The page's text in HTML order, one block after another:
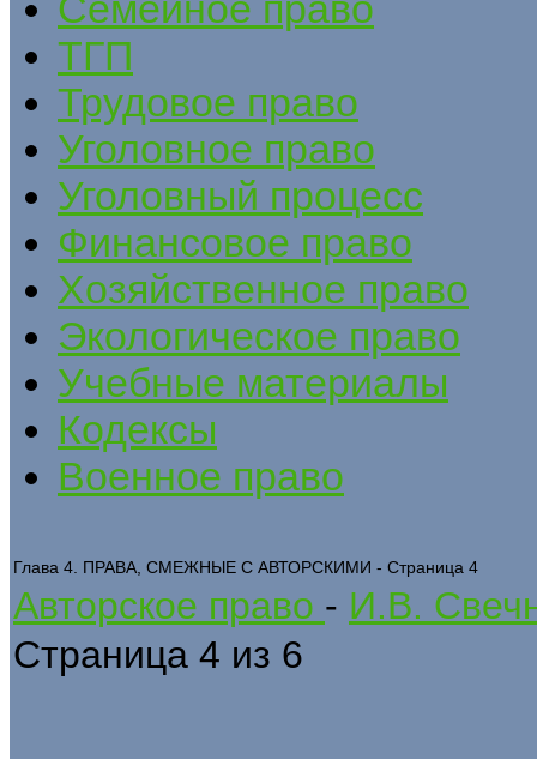
ТГП
Трудовое право
Уголовное право
Уголовный процесс
Финансовое право
Хозяйственное право
Экологическое право
Учебные материалы
Кодексы
Военное право
Глава 4. ПРАВА, СМЕЖНЫЕ С АВТОРСКИМИ - Страница 4
Авторское право - И.В.
Страница 4 из 6